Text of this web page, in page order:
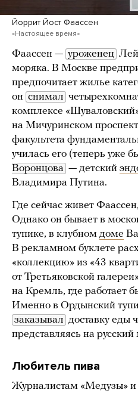
Йоррит Йост Фаассен
«Настоящее время»
Фаассен — уроженец
моряка. В Москве
предпочитает жилье
он снимал
комплексе
на Мичуринском
факультета
училась его (теперь уже
Воронцова — детский
Владимира Путина.
Где сейчас живет
Однако он бывает в
тупике, в клубном доме
В рекламном буклете
«коллекцию» из «43
от Третьяковской
на Кремль, где работает
Именно в Ордынский
заказывал доставку еды
представляясь на
Любитель пива
Журналистам «Медузы»